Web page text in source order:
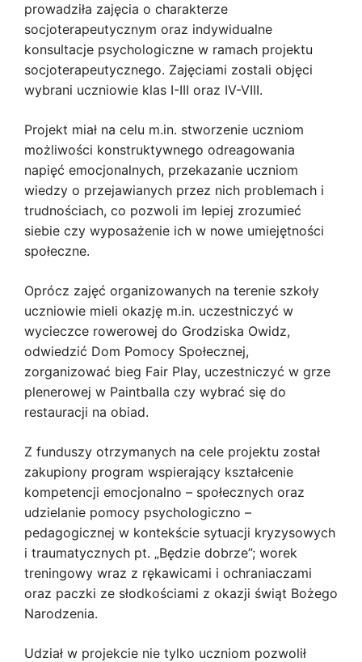
prowadziła zajęcia o charakterze
socjoterapeutycznym oraz indywidualne
konsultacje psychologiczne w ramach projektu
socjoterapeutycznego. Zajęciami zostali objęci
wybrani uczniowie klas I-III oraz IV-VIII.
Projekt miał na celu m.in. stworzenie uczniom
możliwości konstruktywnego odreagowania
napięć emocjonalnych, przekazanie uczniom
wiedzy o przejawianych przez nich problemach i
trudnościach, co pozwoli im lepiej zrozumieć
siebie czy wyposażenie ich w nowe umiejętności
społeczne.
Oprócz zajęć organizowanych na terenie szkoły
uczniowie mieli okazję m.in. uczestniczyć w
wycieczce rowerowej do Grodziska Owidz,
odwiedzić Dom Pomocy Społecznej,
zorganizować bieg Fair Play, uczestniczyć w grze
plenerowej w Paintballa czy wybrać się do
restauracji na obiad.
Z funduszy otrzymanych na cele projektu został
zakupiony program wspierający kształcenie
kompetencji emocjonalno – społecznych oraz
udzielanie pomocy psychologiczno –
pedagogicznej w kontekście sytuacji kryzysowych
i traumatycznych pt. „Będzie dobrze”; worek
treningowy wraz z rękawicami i ochraniaczami
oraz paczki ze słodkościami z okazji świąt Bożego
Narodzenia.
Udział w projekcie nie tylko uczniom pozwolił